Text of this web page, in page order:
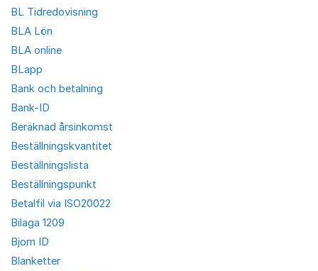
BL Tidredovisning
BLA Lön
BLA online
BLapp
Bank och betalning
Bank-ID
Beräknad årsinkomst
Beställningskvantitet
Beställningslista
Beställningspunkt
Betalfil via ISO20022
Bilaga 1209
Bjorn ID
Blanketter